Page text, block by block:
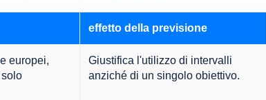
effetto della previsione
europei,
Giustifica l'utilizzo di intervalli
anziché di un singolo obiettivo.